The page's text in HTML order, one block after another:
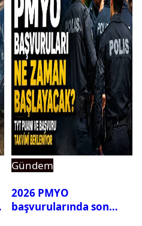
Gündem
2026 PMYO
başvurularında son